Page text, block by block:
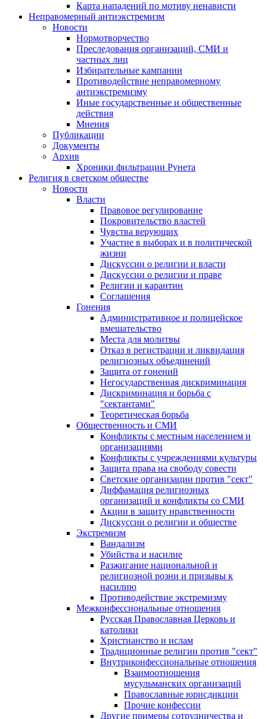
Карта нападений по мотиву ненависти
Неправомерный антиэкстремизм
Новости
Нормотворчество
Преследования организаций, СМИ и
частных лиц
Избирательные кампании
Противодействие неправомерному
антиэкстремизму
Иные государственные и общественные
действия
Мнения
Публикации
Документы
Архив
Хроники фильтрации Рунета
Религия в светском обществе
Новости
Власти
Правовое регулирование
Покровительство властей
Чувства верующих
Участие в выборах и в политической
жизни
Дискуссии о религии и власти
Дискуссии о религии и праве
Религии и карантин
Соглашения
Гонения
Административное и полицейское
вмешательство
Места для молитвы
Отказ в регистрации и ликвидация
религиозных объединений
Защита от гонений
Негосударственная дискриминация
Дискриминация и борьба с
"сектантами"
Теоретическая борьба
Общественность и СМИ
Конфликты с местным населением и
организациями
Конфликты с учреждениями культуры
Защита права на свободу совести
Светские организации против "сект"
Диффамация религиозных
организаций и конфликты со СМИ
Акции в защиту нравственности
Дискуссии о религии и обществе
Экстремизм
Вандализм
Убийства и насилие
Разжигание национальной и
религиозной розни и призывы к
насилию
Противодействие экстремизму
Межконфессиональные отношения
Русская Православная Церковь и
католики
Христианство и ислам
Традиционные религии против "сект"
Внутриконфессиональные отношения
Взаимоотношения
мусульманских организаций
Православные юрисдикции
Прочие конфессии
Другие примеры сотрудничества и